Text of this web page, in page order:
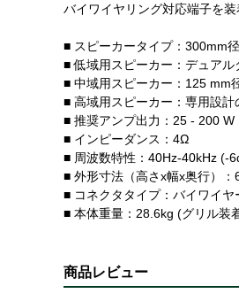
バイワイヤリング対応端子を
■ スピーカータイプ：300mm
■ 低域用スピーカー：デュア
■ 中域用スピーカー：125 mm
■ 高域用スピーカー：専用設
■ 推奨アンプ出力：25 - 200 W
■ インピーダンス：4Ω
■ 周波数特性：40Hz-40kHz (-
■ 外形寸法（高さx幅x奥行）
■ コネクタタイプ：バイワイ
■ 本体重量：28.6kg (グリル装
商品レビュー